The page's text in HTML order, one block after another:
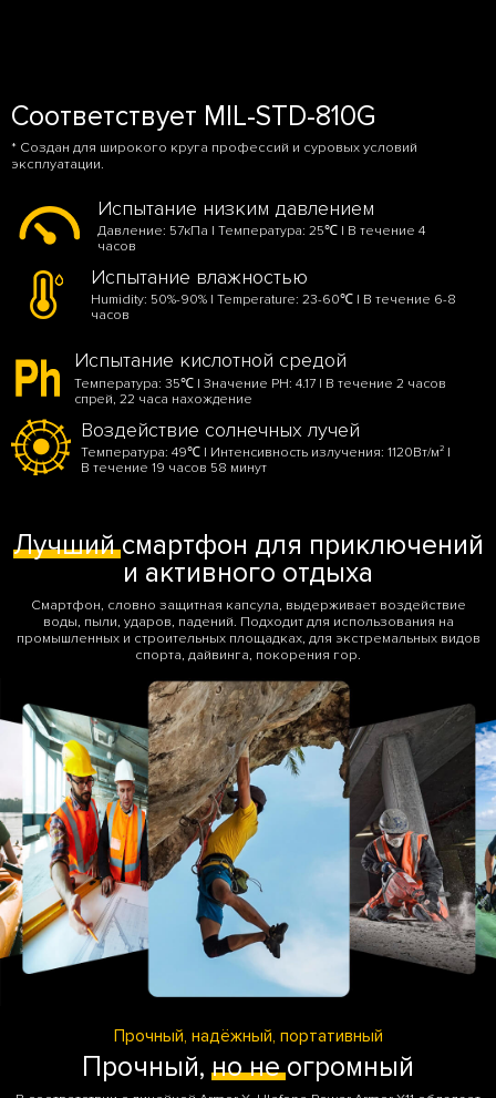
Соответствует MIL-STD-810G
* Создан для широкого круга профессий и суровых условий
эксплуатации.
Испытание низким давлением
Давление: 57кПа | Температура: 25℃ | В течение 4
часов
Испытание влажностью
Humidity: 50%-90% | Temperature: 23-60℃ | В течение 6-8
часов
Испытание кислотной средой
Температура: 35℃ | Значение PH: 4.17 | В течение 2 часов
спрей, 22 часа нахождение
Воздействие солнечных лучей
Температура: 49℃ | Интенсивность излучения: 1120Вт/м² |
В течение 19 часов 58 минут
Лучшийсмартфон для приключений
и активного отдыха
Смартфон, словно защитная капсула, выдерживает воздействие
воды, пыли, ударов, падений. Подходит для использования на
промышленных и строительных площадках, для экстремальных видов
спорта, дайвинга, покорения гор.
Прочный, надёжный, портативный
Прочный, но неогромный